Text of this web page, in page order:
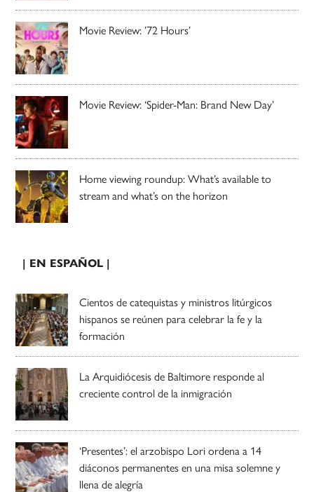
Movie Review: ’72 Hours’
Movie Review: ‘Spider-Man: Brand New Day’
Home viewing roundup: What’s available to
stream and what’s on the horizon
| EN ESPAÑOL |
Cientos de catequistas y ministros litúrgicos
hispanos se reúnen para celebrar la fe y la
formación
La Arquidiócesis de Baltimore responde al
creciente control de la inmigración
‘Presentes’: el arzobispo Lori ordena a 14
diáconos permanentes en una misa solemne y
llena de alegría